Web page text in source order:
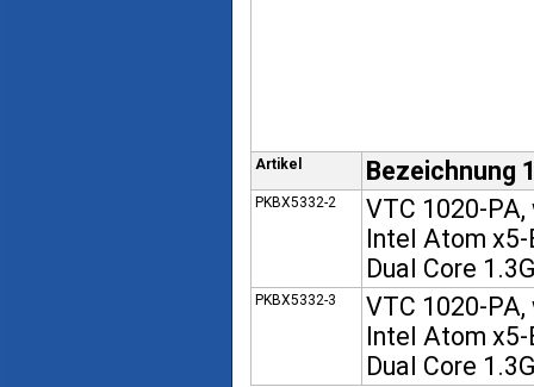
Artikel Bezeichnung
PKBX5332-2
VTC 1020-
Intel Atom x5-
Dual Core
PKBX5332-3
VTC 1020-
Intel Atom x5-
Dual Core